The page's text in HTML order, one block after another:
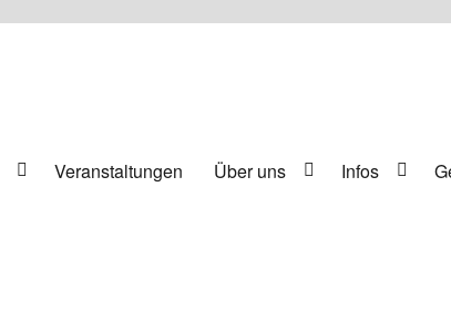
Veranstaltungen Über uns Infos